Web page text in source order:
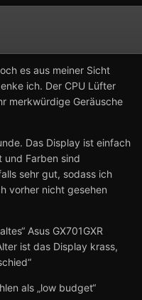
es aus meiner Sicht
ich. Der CPU Lüfter
merkwürdige Geräusche
Das Display ist einfach
und Farben sind
sehr gut, sodass ich
vorher nicht gesehen
Asus GX701GXR
ist das Display krass,
als „low budget“